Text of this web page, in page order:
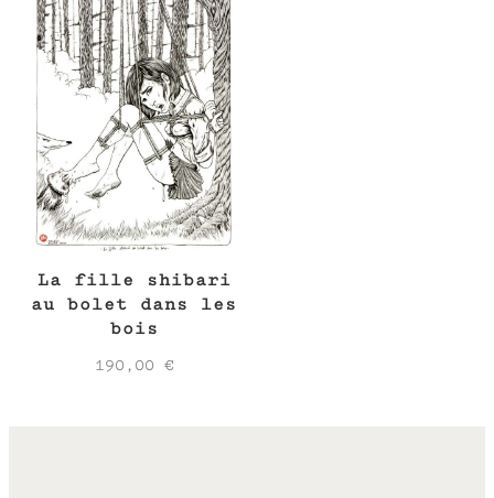
La fille shibari
au bolet dans les
bois
190,00 €